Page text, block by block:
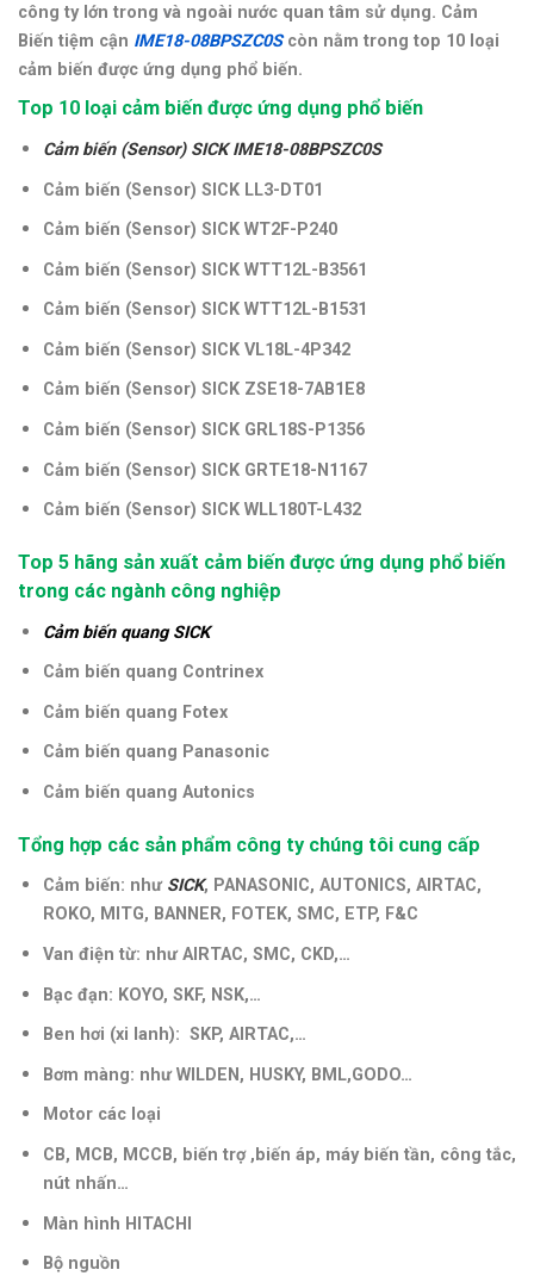
công ty lớn trong và ngoài nước quan tâm sử dụng. Cảm
Biến tiệm cận IME18-08BPSZC0S còn nằm trong top 10 loại
cảm biến được ứng dụng phổ biến.
Top 10 loại cảm biến được ứng dụng phổ biến
Cảm biến (Sensor) SICK IME18-08BPSZC0S
Cảm biến (Sensor) SICK LL3-DT01
Cảm biến (Sensor) SICK WT2F-P240
Cảm biến (Sensor) SICK WTT12L-B3561
Cảm biến (Sensor) SICK WTT12L-B1531
Cảm biến (Sensor) SICK VL18L-4P342
Cảm biến (Sensor) SICK ZSE18-7AB1E8
Cảm biến (Sensor) SICK GRL18S-P1356
Cảm biến (Sensor) SICK GRTE18-N1167
Cảm biến (Sensor) SICK WLL180T-L432
Top 5 hãng sản xuất cảm biến được ứng dụng phổ biến
trong các ngành công nghiệp
Cảm biến quang SICK
Cảm biến quang Contrinex
Cảm biến quang Fotex
Cảm biến quang Panasonic
Cảm biến quang Autonics
Tổng hợp các sản phẩm công ty chúng tôi cung cấp
Cảm biến: như SICK, PANASONIC, AUTONICS, AIRTAC,
ROKO, MITG, BANNER, FOTEK, SMC, ETP, F&C
Van điện từ: như AIRTAC, SMC, CKD,…
Bạc đạn: KOYO, SKF, NSK,…
Ben hơi (xi lanh): SKP, AIRTAC,…
Bơm màng: như WILDEN, HUSKY, BML,GODO…
Motor các loại
CB, MCB, MCCB, biến trợ ,biến áp, máy biến tần, công tắc,
nút nhấn…
Màn hình HITACHI
Bộ nguồn